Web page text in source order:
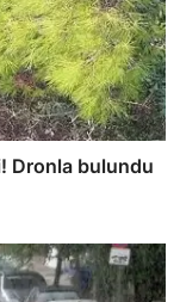
Dronla bulundu